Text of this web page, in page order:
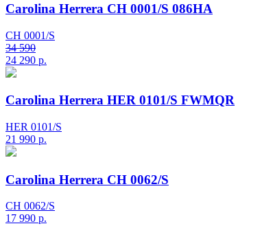
Carolina Herrera CH 0001/S 086HA
CH 0001/S
34 590
24 290 р.
Carolina Herrera HER 0101/S FWMQR
HER 0101/S
21 990 р.
Carolina Herrera CH 0062/S
CH 0062/S
17 990 р.